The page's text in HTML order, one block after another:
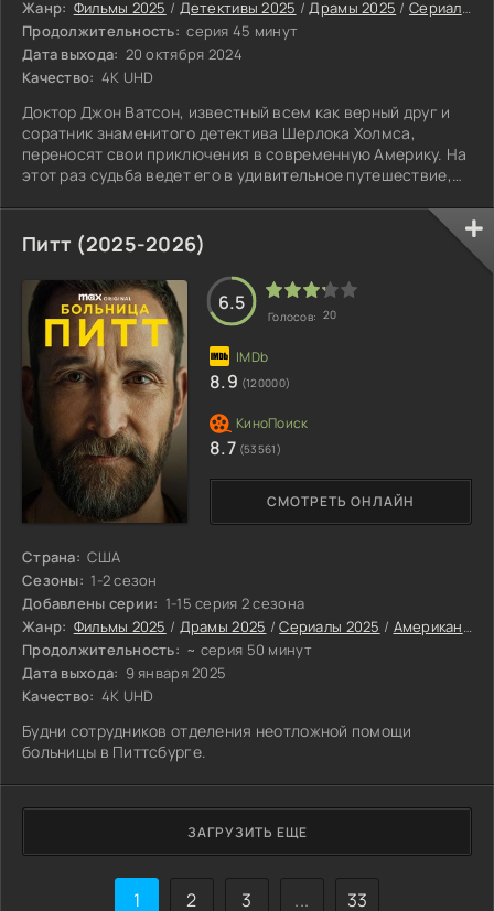
Жанр: Фильмы 2025 / Детективы 2025 /Драмы 2025 /Сериалы 2025
Продолжительность: серия 45 минут
Дата выхода: 20 октября 2024
Качество: 4K UHD
Доктор Джон Ватсон, известный всем как верный друг и
соратник знаменитого детектива Шерлока Холмса,
переносят свои приключения в современную Америку. На
этот раз судьба ведет его в удивительное путешествие,
Райхенбах.
Питт (2025-2026)
Страна: США
Сезоны: 1-2 сезон
Добавлены серии: 1-15 серия 2 сезона
Жанр: Фильмы 2025 / Драмы 2025 /Сериалы 2025 / Американские сериалы
Продолжительность: ~ серия 50 минут
Дата выхода: 9 января 2025
Качество: 4K UHD
Будни сотрудников отделения неотложной помощи
больницы в Питтсбурге.
СМОТРЕТЬ ОНЛАЙН
6.5
Голосов: 20
8.9 (120000)
8.7 (53561)
ЗАГРУЗИТЬ ЕЩЕ
1 2 3 ... 33